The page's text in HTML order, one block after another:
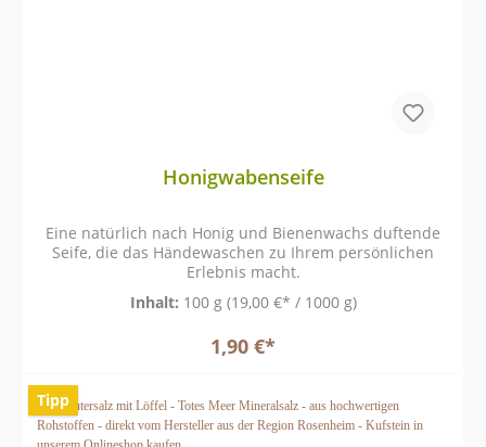
Honigwabenseife
Eine natürlich nach Honig und Bienenwachs duftende
Seife, die das Händewaschen zu Ihrem persönlichen
Erlebnis macht.
Inhalt: 100 g (19,00 €* / 1000 g)
1,90 €*
Tipp